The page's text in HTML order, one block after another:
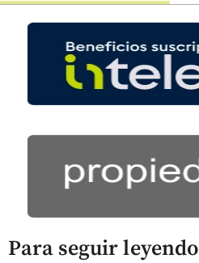
Para seguir leyendo